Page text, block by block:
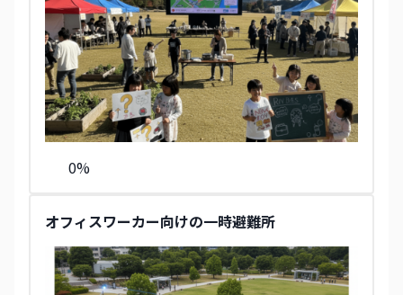
0%
オフィスワーカー向けの一時避難所